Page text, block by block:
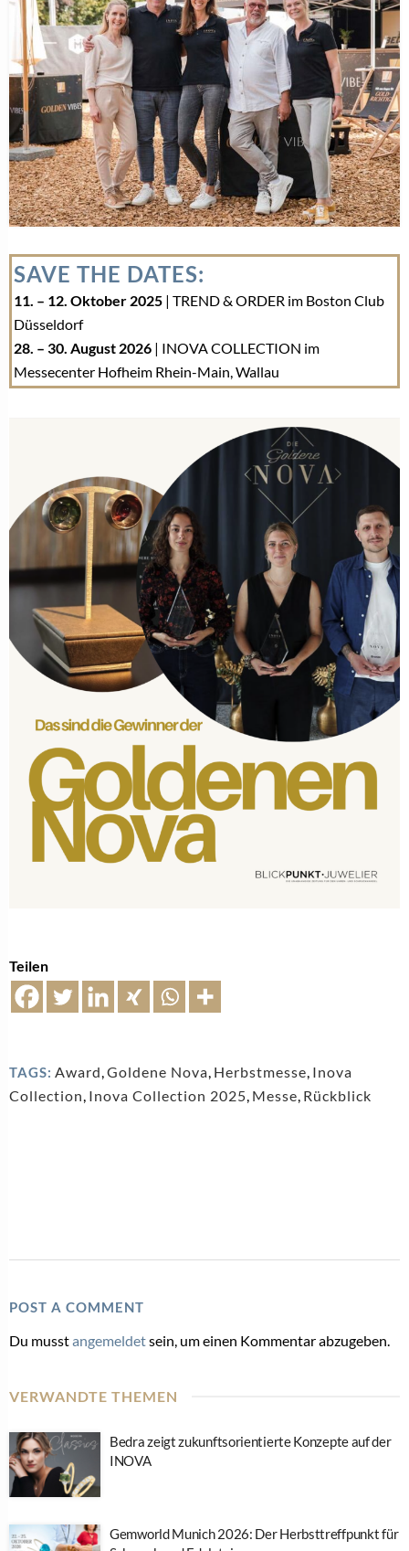
SAVE THE DATES:
11. – 12. Oktober 2025 | TREND & ORDER im Boston Club
Düsseldorf
28. – 30. August 2026 | INOVA COLLECTION im
Messecenter Hofheim Rhein-Main, Wallau
Teilen
TAGS: Award Goldene Nova Herbstmesse Inova
Collection Inova Collection 2025 Messe Rückblick
POST A COMMENT
Du musstangemeldetsein, um einen Kommentar abzugeben.
VERWANDTE THEMEN
Bedra zeigt zukunftsorientierte Konzepte auf der
INOVA
Gemworld Munich 2026: Der Herbsttreffpunkt für